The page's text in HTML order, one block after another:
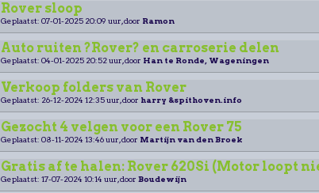
Rover sloop
Geplaatst: 07-01-2025 20:09 uur, door Ramon
Auto ruiten ?Rover? en carroserie delen
Geplaatst: 04-01-2025 20:52 uur, door Han te Ronde, Wageningen
Verkoop folders van Rover
Geplaatst: 26-12-2024 12:35 uur, door harry &spithoven.info
Gezocht 4 velgen voor een Rover 75
Geplaatst: 08-11-2024 13:46 uur, door Martijn van den Broek
Gratis af te halen: Rover 620Si (Motor loopt
Geplaatst: 17-07-2024 10:14 uur, door Boudewijn